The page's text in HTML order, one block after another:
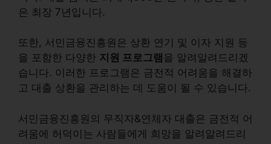
은 최장 7년 입니다.
또한, 서민금융진흥원은 상환 연기 및 이자 지원 등
을 포함한 다양한 지원 프로그램 을 알려알려드리겠
습니다. 이러한 프로그램은 금전적 어려움을 해결하
고 대출 상환을 관리하는 데 도움이 될 수 있습니다.
서민금융진흥원의 무직자&연체자 대출은 금전적 어
려움에 허덕이는 사람들에게 희망을 알려알려드리